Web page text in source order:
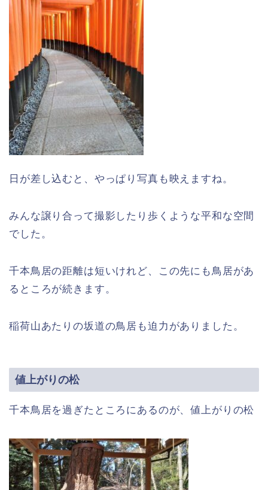
日が差し込むと、やっぱり写真も映えますね。
みんな譲り合って撮影したり歩くような平和な空間
でした。
千本鳥居の距離は短いけれど、この先にも鳥居があ
るところが続きます。
稲荷山あたりの坂道の鳥居も迫力がありました。
値上がりの松
千本鳥居を過ぎたところにあるのが、値上がりの松